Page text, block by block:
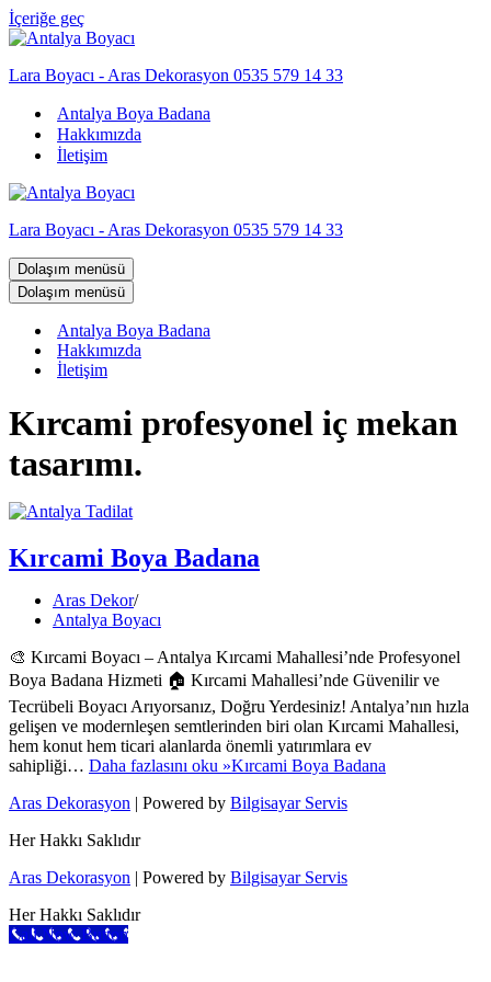
İçeriğe geç
Lara Boyacı - Aras Dekorasyon 0535 579 14 33
Antalya Boya Badana
Hakkımızda
İletişim
Lara Boyacı - Aras Dekorasyon 0535 579 14 33
Dolaşım menüsü
Dolaşım menüsü
Antalya Boya Badana
Hakkımızda
İletişim
Kırcami profesyonel iç mekan
tasarımı.
Kırcami Boya Badana
Aras Dekor
Antalya Boyacı
🎨 Kırcami Boyacı – Antalya Kırcami Mahallesi’nde Profesyonel
Boya Badana Hizmeti 🏠 Kırcami Mahallesi’nde Güvenilir ve
Tecrübeli Boyacı Arıyorsanız, Doğru Yerdesiniz! Antalya’nın hızla
gelişen ve modernleşen semtlerinden biri olan Kırcami Mahallesi,
hem konut hem ticari alanlarda önemli yatırımlara ev
sahipliği… Daha fazlasını oku »Kırcami Boya Badana
Aras Dekorasyon | Powered by Bilgisayar Servis
Her Hakkı Saklıdır
Aras Dekorasyon | Powered by Bilgisayar Servis
Her Hakkı Saklıdır
Call Now Button